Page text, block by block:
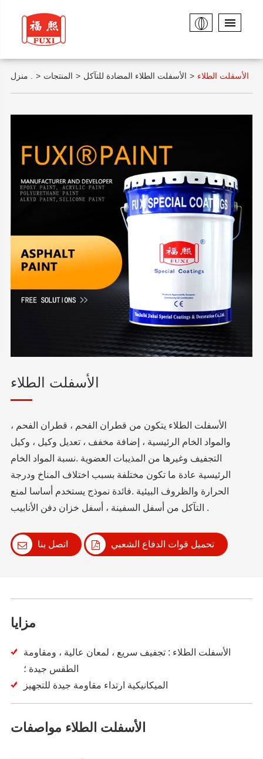
المنتجات الأسفلت الطلاء المضادة للتآكل الأسفلت الطلاء
الأسفلت الطلاء
الأسفلت الطلاء يتكون من قطران الفحم ، قطران الفحم ،
والمواد الخام الرئيسية ، إضافة مخفف ، تعديل وكيل ، وكيل
التجفيف وغيرها من المذيبات العضوية .نسبة المواد الخام
الرئيسية عادة ما تكون مختلفة بسبب اختلاف المناخ ودرجة
الحرارة والظروف البيئية .فائدة نموذج يستخدم أساسا لمنع
التآكل من أسفل السفينة ، أسفل خزان دفن الأنابيب .
اتصل بنا تحميل قوات الدفاع الشعبي
مزايا
الأسفلت الطلاء : تجفيف سريع ، لمعان عالية ، ومقاومة
الطقس جيدة ؛
الميكانيكية ارتداء مقاومة جيدة للتجهيز
الأسفلت الطلاء مواصفات